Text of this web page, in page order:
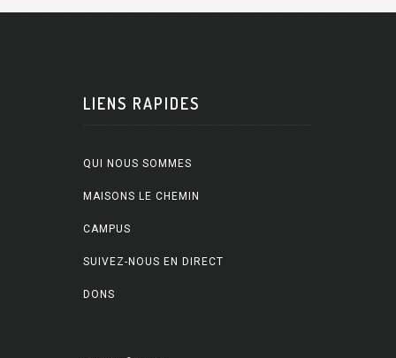
LIENS RAPIDES
QUI NOUS SOMMES
MAISONS LE CHEMIN
CAMPUS
SUIVEZ-NOUS EN DIRECT
DONS